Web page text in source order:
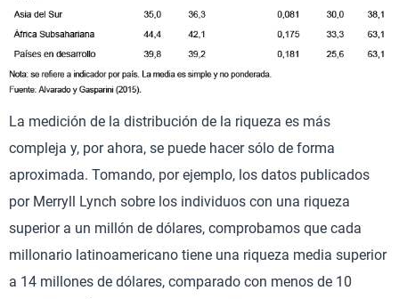
La medición de la distribución de la riqueza es más
compleja y, por ahora, se puede hacer sólo de forma
aproximada. Tomando, por ejemplo, los datos publicados
por Merryll Lynch sobre los individuos con una riqueza
superior a un millón de dólares, comprobamos que cada
millonario latinoamericano tiene una riqueza media superior
a 14 millones de dólares, comparado con menos de 10